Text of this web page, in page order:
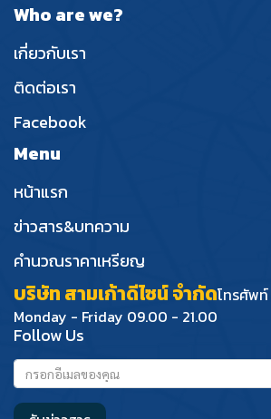
Who are we?
เกี่ยวกับเรา
ติดต่อเรา
Facebook
Menu
หน้าแรก
ข่าวสาร&บทความ
คำนวณราคาเหรียญ
บริษัท สามเก้าดีไซน์ จำกัดโทรศัพ
Monday - Friday 09.00 - 21.00
Follow Us